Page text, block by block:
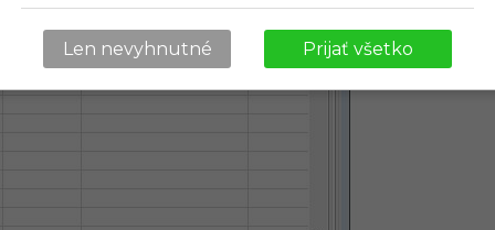
Len nevyhnutné Prijať všetko